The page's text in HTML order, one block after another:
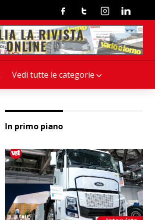
Vedi tutte le categorie
FacebookTwitterInstagramLinkedin
In primo piano